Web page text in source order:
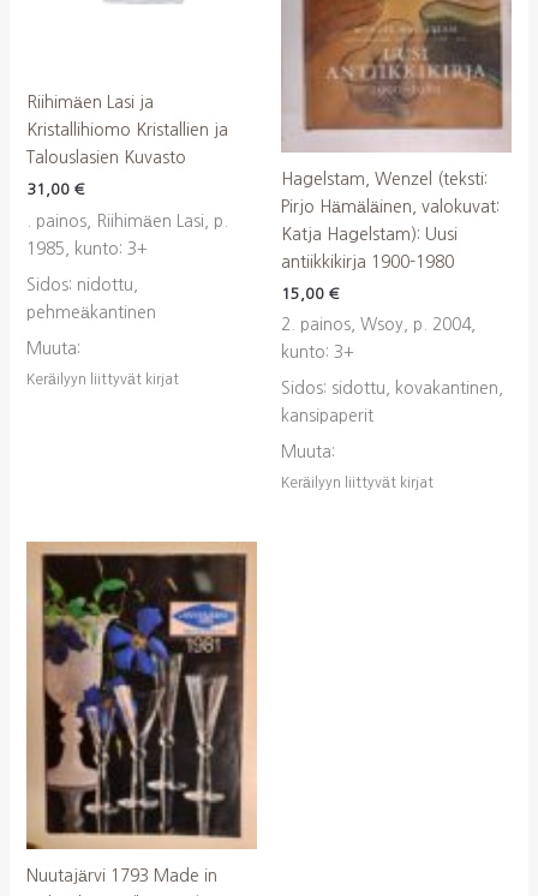
Riihimäen Lasi ja
Kristallihiomo Kristallien ja
Talouslasien Kuvasto
31,00 €
. painos, Riihimäen Lasi, p.
1985, kunto: 3+
Sidos: nidottu,
pehmeäkantinen
Muuta:
Keräilyyn liittyvät kirjat
Hagelstam, Wenzel (teksti:
Pirjo Hämäläinen, valokuvat:
Katja Hagelstam): Uusi
antiikkikirja 1900-1980
15,00 €
2. painos, Wsoy, p. 2004,
kunto: 3+
Sidos: sidottu, kovakantinen,
kansipaperit
Muuta:
Keräilyyn liittyvät kirjat
Nuutajärvi 1793 Made in